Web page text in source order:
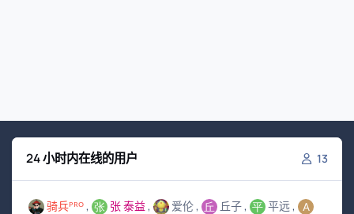
24 小时内在线的用户 13
骑兵ᴾᴿᴼ 张 泰益 爱伦 丘子
平远